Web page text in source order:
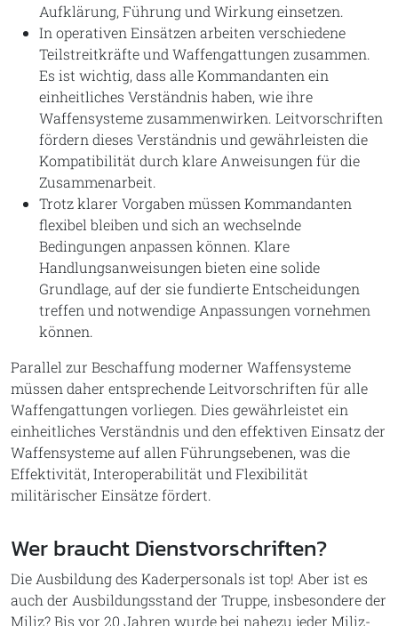
Aufklärung, Führung und Wirkung einsetzen.
In operativen Einsätzen arbeiten verschiedene
Teilstreitkräfte und Waffengattungen zusammen.
Es ist wichtig, dass alle Kommandanten ein
einheitliches Verständnis haben, wie ihre
Waffensysteme zusammenwirken. Leitvorschriften
fördern dieses Verständnis und gewährleisten die
Kompatibilität durch klare Anweisungen für die
Zusammenarbeit.
Trotz klarer Vorgaben müssen Kommandanten
flexibel bleiben und sich an wechselnde
Bedingungen anpassen können. Klare
Handlungsanweisungen bieten eine solide
Grundlage, auf der sie fundierte Entscheidungen
treffen und notwendige Anpassungen vornehmen
können.
Parallel zur Beschaffung moderner Waffensysteme
müssen daher entsprechende Leitvorschriften für alle
Waffengattungen vorliegen. Dies gewährleistet ein
einheitliches Verständnis und den effektiven Einsatz der
Waffensysteme auf allen Führungsebenen, was die
Effektivität, Interoperabilität und Flexibilität
militärischer Einsätze fördert.
Wer braucht Dienstvorschriften?
Die Ausbildung des Kaderpersonals ist top! Aber ist es
auch der Ausbildungsstand der Truppe, insbesondere der
Miliz? Bis vor 20 Jahren wurde bei nahezu jeder Miliz-